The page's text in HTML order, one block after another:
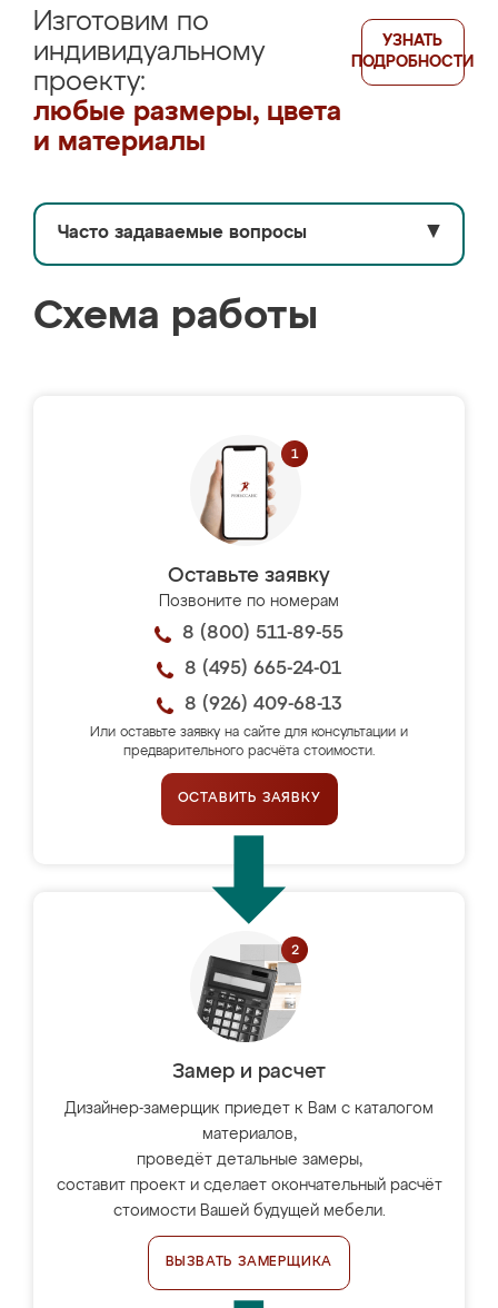
Изготовим по
индивидуальному
проекту:
любые размеры, цвета
и материалы
УЗНАТЬ
ПОДРОБНОСТИ
Часто задаваемые вопросы ▼
Схема работы
Оставьте заявку
Позвоните по номерам
8 (800) 511-89-55
8 (495) 665-24-01
8 (926) 409-68-13
Или оставьте заявку на сайте для консультации и
предварительного расчёта стоимости.
ОСТАВИТЬ ЗАЯВКУ
Замер и расчет
Дизайнер-замерщик приедет к Вам с каталогом
материалов,
проведёт детальные замеры,
составит проект и сделает окончательный расчёт
стоимости Вашей будущей мебели.
ВЫЗВАТЬ ЗАМЕРЩИКА